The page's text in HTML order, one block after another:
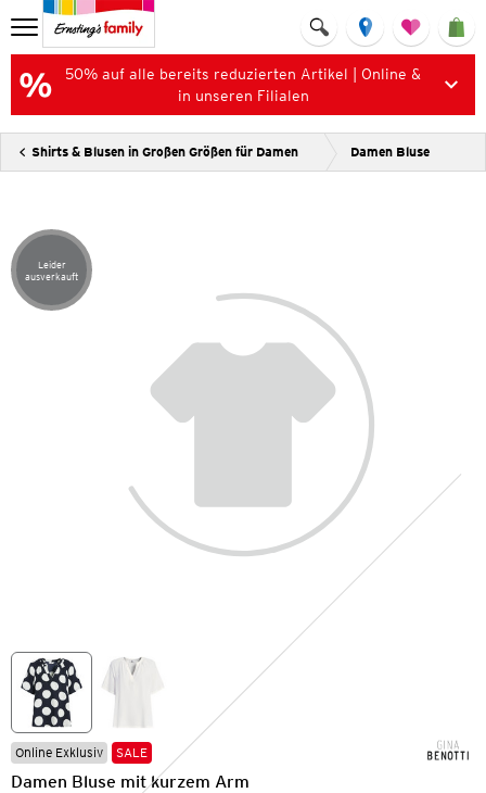
50% auf alle bereits reduzierten Artikel | Online &
in unseren Filialen
Shirts & Blusen in Großen Größen für Damen Damen Bluse
Artikel leider ausverkauft
Leider
ausverkauft
Online Exklusiv SALE
Damen Bluse mit kurzem Arm